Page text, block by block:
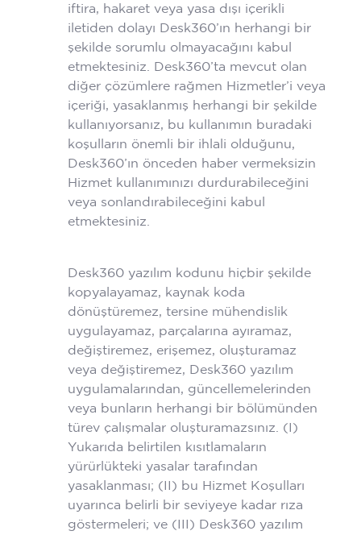
iftira, hakaret veya yasa dışı içerikli
iletiden dolayı Desk360’ın herhangi bir
şekilde sorumlu olmayacağını kabul
etmektesiniz. Desk360’ta mevcut olan
diğer çözümlere rağmen Hizmetler’i veya
içeriği, yasaklanmış herhangi bir şekilde
kullanıyorsanız, bu kullanımın buradaki
koşulların önemli bir ihlali olduğunu,
Desk360’ın önceden haber vermeksizin
Hizmet kullanımınızı durdurabileceğini
veya sonlandırabileceğini kabul
etmektesiniz.
Desk360 yazılım kodunu hiçbir şekilde
kopyalayamaz, kaynak koda
dönüştüremez, tersine mühendislik
uygulayamaz, parçalarına ayıramaz,
değiştiremez, erişemez, oluşturamaz
veya değiştiremez, Desk360 yazılım
uygulamalarından, güncellemelerinden
veya bunların herhangi bir bölümünden
türev çalışmalar oluşturamazsınız. (I)
Yukarıda belirtilen kısıtlamaların
yürürlükteki yasalar tarafından
yasaklanması; (II) bu Hizmet Koşulları
uyarınca belirli bir seviyeye kadar rıza
göstermeleri; ve (III) Desk360 yazılım